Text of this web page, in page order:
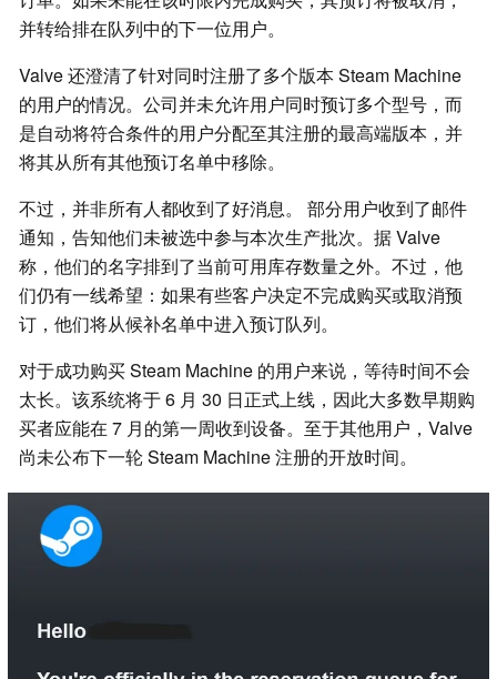
并转给排在队列中的下一位用户。
Valve 还澄清了针对同时注册了多个版本 Steam Machine
的用户的情况。公司并未允许用户同时预订多个型号，而
是自动将符合条件的用户分配至其注册的最高端版本，并
将其从所有其他预订名单中移除。
不过，并非所有人都收到了好消息。 部分用户收到了邮件
通知，告知他们未被选中参与本次生产批次。据 Valve
称，他们的名字排到了当前可用库存数量之外。不过，他
们仍有一线希望：如果有些客户决定不完成购买或取消预
订，他们将从候补名单中进入预订队列。
对于成功购买 Steam Machine 的用户来说，等待时间不会
太长。该系统将于 6 月 30 日正式上线，因此大多数早期购
买者应能在 7 月的第一周收到设备。至于其他用户，Valve
尚未公布下一轮 Steam Machine 注册的开放时间。